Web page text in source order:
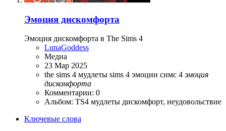
Эмоция дискомфорта
Эмоция дискомфорта в The Sims 4
LunaGoddess
Медиа
23 Мар 2025
the sims 4 мудлеты sims 4 эмоции симс 4 эмоция
дискомфорта
Комментарии: 0
Альбом: TS4 мудлеты дискомфорт, неудовольствие
Ключевые слова